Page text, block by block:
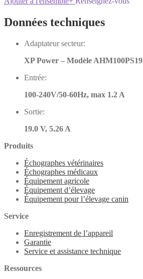
Données techniques
Adaptateur secteur:
XP Power – Modèle AHM100PS19
Entrée:
100-240V/50-60Hz, max 1.2 A
Sortie:
19.0 V, 5.26 A
Produits
Échographes vétérinaires
Échographes médicaux
Équipement agricole
Équipement d’élevage
Équipement pour l’élevage canin
Service
Enregistrement de l’appareil
Garantie
Service et assistance technique
Ressources